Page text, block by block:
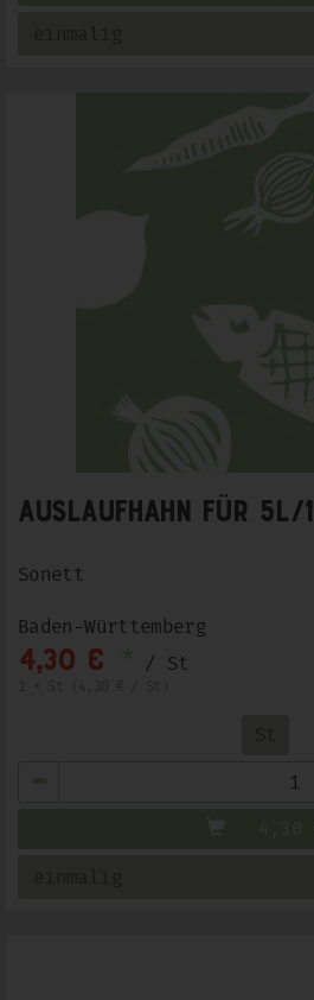
Auslaufhahn für 5l/
Sonett
Baden-Württemberg
4,30 € / St